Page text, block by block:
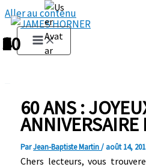
Aller au contenu
60 ANS :
ANNIVERSAIRE
ParJean-Baptiste Martin/ août 14,
Chers lecteurs, vous
1
2
3
4
5
6
7
8
9
10